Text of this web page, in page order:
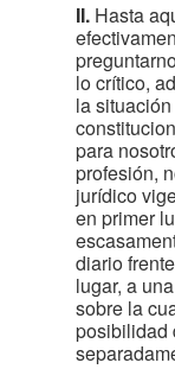
II. Hasta
lo crítico,
la
para
profesión,
jurídico
en primer
diario
lugar, a
sobre la
posibilidad